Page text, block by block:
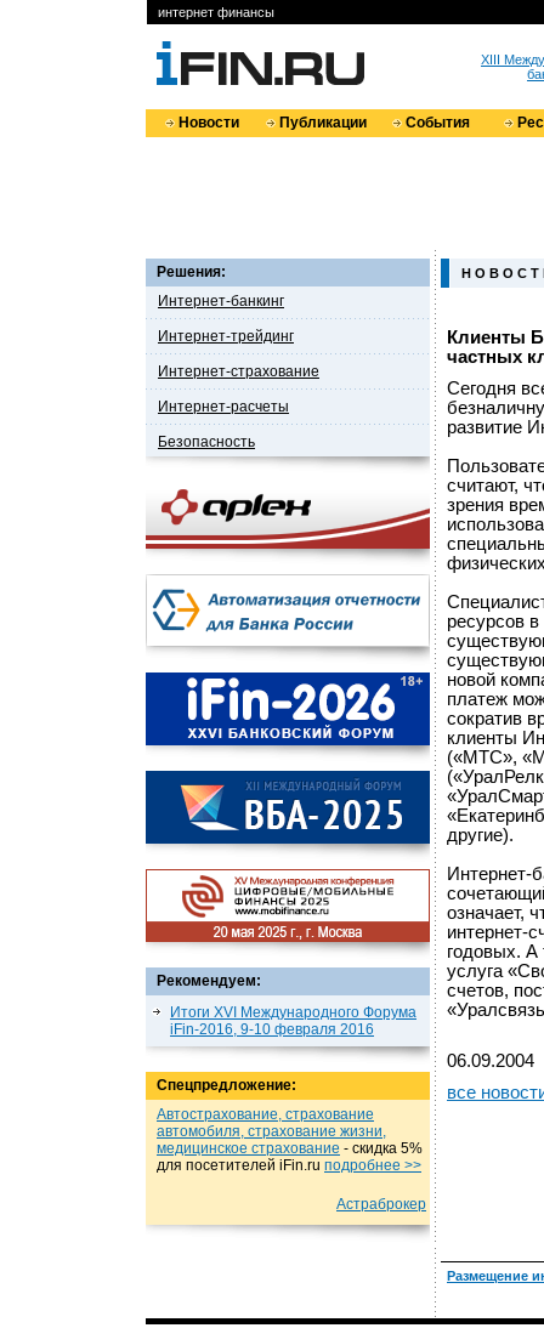
интернет финансы
XIII
Новости Публикации События
Решения:
Интернет-банкинг
Интернет-трейдинг
Интернет-страхование
Интернет-расчеты
Безопасность
Рекомендуем:
Итоги XVI Международного Форума
iFin-2016, 9-10 февраля 2016
Спецпредложение:
Автострахование, страхование
автомобиля, страхование жизни,
медицинское страхование - cкидка 5%
для посетителей iFin.ru подробнеe >>
Астраброкер
Н О В О С Т
Клиенты
частных
Сегодня
развитие
считают,
зрения
ресурсов
новой
платеж
сократив
клиенты
(«МТС»,
другие).
Интернет-
означает,
интернет-
годовых. А
услуга
счетов,
06.09.2004
все
Размещение